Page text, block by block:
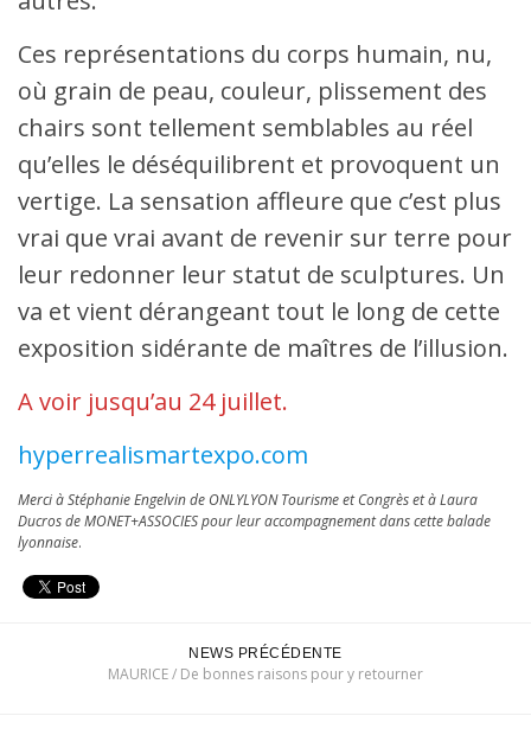
Ces représentations du corps humain, nu,
où grain de peau, couleur, plissement des
chairs sont tellement semblables au réel
qu’elles le déséquilibrent et provoquent un
vertige. La sensation affleure que c’est plus
vrai que vrai avant de revenir sur terre pour
leur redonner leur statut de sculptures. Un
va et vient dérangeant tout le long de cette
exposition sidérante de maîtres de l’illusion.
A voir jusqu’au 24 juillet.
hyperrealismartexpo.com
Merci à Stéphanie Engelvin de ONLYLYON Tourisme et Congrès et à Laura
Ducros de MONET+ASSOCIES pour leur accompagnement dans cette balade
lyonnaise.
NEWS PRÉCÉDENTE
MAURICE / De bonnes raisons pour y retourner